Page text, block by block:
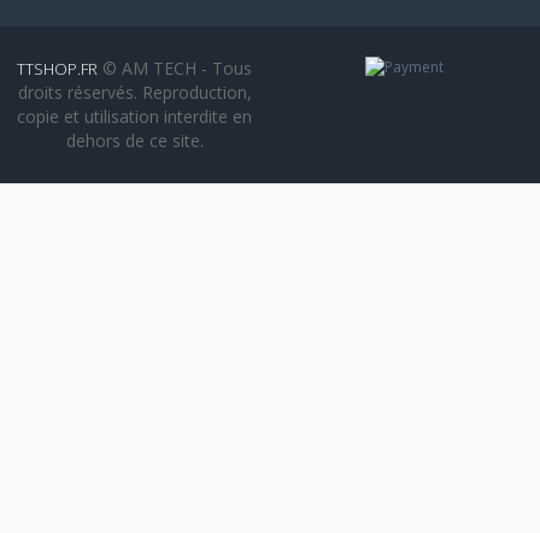
TTSHOP.FR © AM TECH - Tous
droits réservés. Reproduction,
copie et utilisation interdite en
dehors de ce site.